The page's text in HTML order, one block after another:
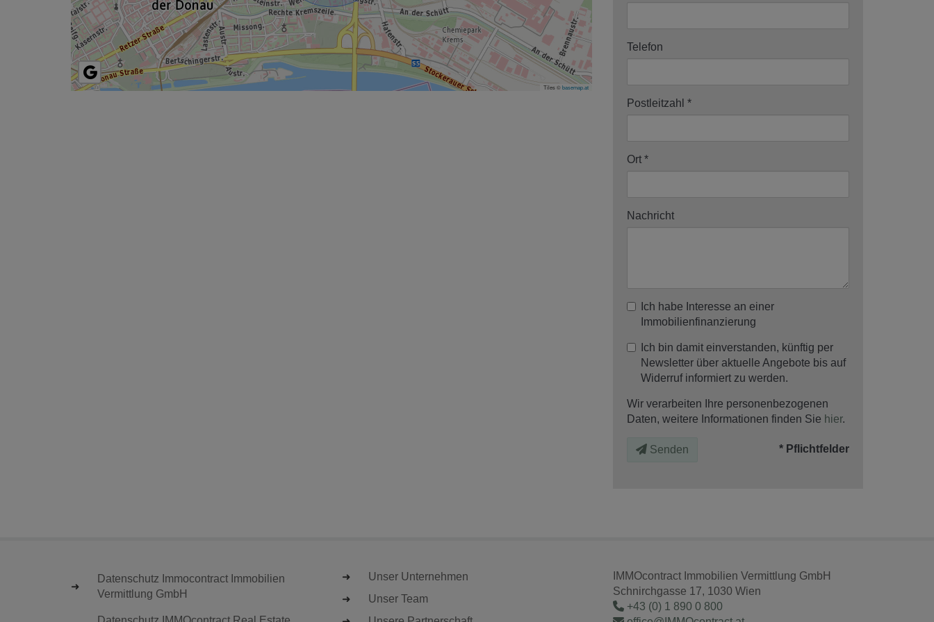
Tiles ©basemap.at
Telefon
Postleitzahl
Ort
Nachricht
Ich habe Interesse an einer
Immobilienfinanzierung
Ich bin damit einverstanden, künftig per
Newsletter über aktuelle Angebote bis auf
Widerruf informiert zu werden.
Wir verarbeiten Ihre personenbezogenen
Daten, weitere Informationen finden Sie hier.
Senden * Pflichtfelder
Datenschutz Immocontract Immobilien
Vermittlung GmbH
Unser Unternehmen
Unser Team
IMMOcontract Immobilien Vermittlung GmbH
Schnirchgasse 17, 1030 Wien
+43 (0) 1 890 0 800